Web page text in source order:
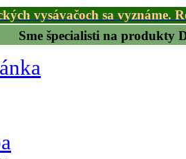
vysávačoch sa vyznáme.
Sme špecialisti na produkty